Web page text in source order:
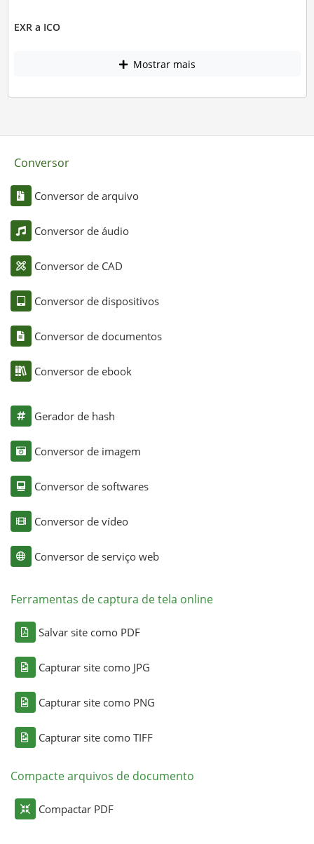
EXR a ICO
Mostrar mais
Conversor
Conversor de arquivo
Conversor de áudio
Conversor de CAD
Conversor de dispositivos
Conversor de documentos
Conversor de ebook
Gerador de hash
Conversor de imagem
Conversor de softwares
Conversor de vídeo
Conversor de serviço web
Ferramentas de captura de tela online
Salvar site como PDF
Capturar site como JPG
Capturar site como PNG
Capturar site como TIFF
Compacte arquivos de documento
Compactar PDF